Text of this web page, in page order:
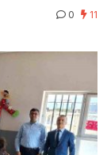
0 11